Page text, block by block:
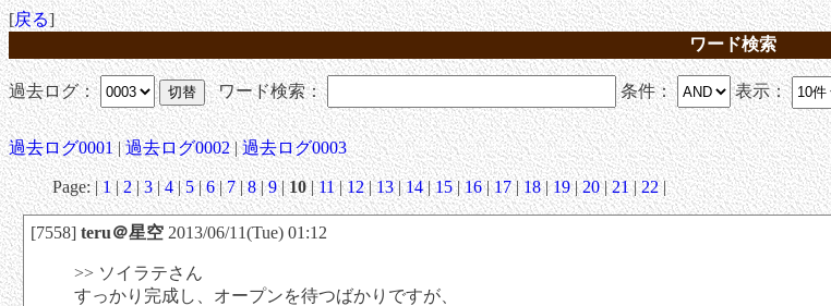
[戻る]
ワード検索
過去ログ： ワード検索： 条件： 表示：
過去ログ0001|過去ログ0002|過去ログ0003
Page: |1|2|3|4|5|6|7|8|9|10|11|12|13|14|15|16|17|18|19|20|21|22|
[7558] teru＠星空2013/06/11(Tue) 01:12
>> ソイラテさん
すっかり完成し、オープンを待つばかりですが、